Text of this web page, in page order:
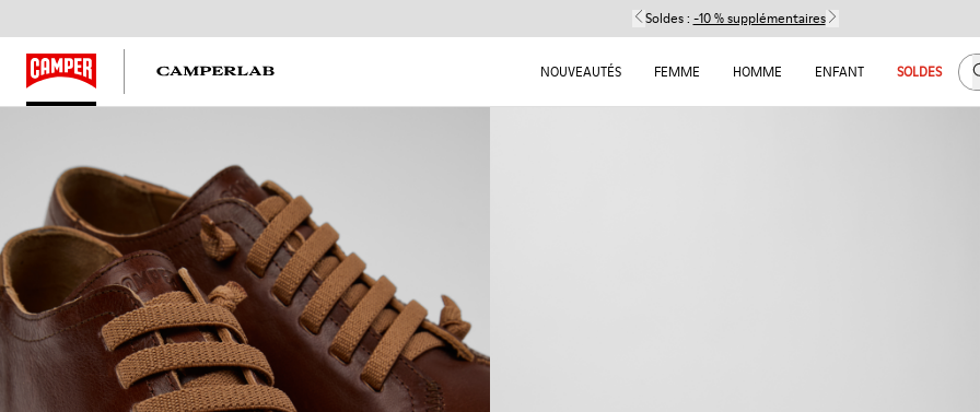
Soldes : -10 % supplémentaires
NOUVEAUTÉS FEMME HOMME ENFANT SOLDES